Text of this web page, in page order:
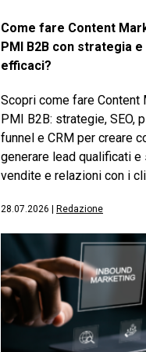
Come fare Content
PMI B2B con strategia
efficaci?
Scopri come fare Content
PMI B2B: strategie, SEO,
funnel e CRM per creare
generare lead qualificati e
vendite e relazioni con i
28.07.2026 Redazione